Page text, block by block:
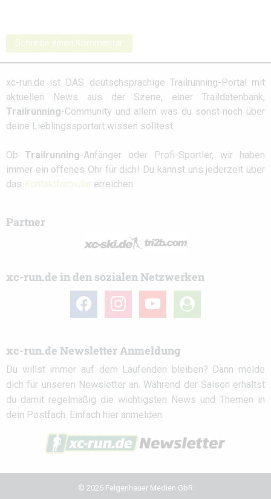
Schreibe einen Kommentar
xc-run.de ist DAS deutschsprachige Trailrunning-Portal mit
aktuellen News aus der Szene, einer Traildatenbank,
Trailrunning-Community und allem was du sonst noch über
deine Lieblingssportart wissen solltest.
Ob Trailrunning-Anfänger oder Profi-Sportler, wir haben
immer ein offenes Ohr für dich! Du kannst uns jederzeit über
das Kontaktformular erreichen.
Partner
xc-run.de in den sozialen Netzwerken
facebook instagramyoutube
user-
circle
xc-run.de Newsletter Anmeldung
Du willst immer auf dem Laufenden bleiben? Dann melde
dich für unseren Newsletter an. Während der Saison erhältst
du damit regelmäßig die wichtigsten News und Themen in
dein Postfach. Einfach hier anmelden:
© 2026 Felgenhauer Medien GbR